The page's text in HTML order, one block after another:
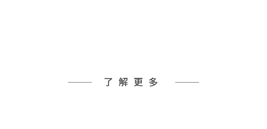
了解更多